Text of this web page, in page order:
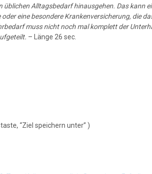
üblichen Alltagsbedarf hinausgehen. Das kann
eine besondere Krankenversicherung, die
muss nicht noch mal komplett der
– Länge 26 sec.
“Ziel speichern unter” )